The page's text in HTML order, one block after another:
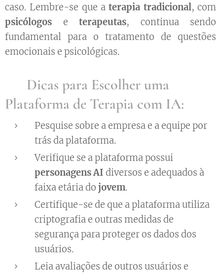
caso. Lembre-se que aterapia tradicional, com
psicólogos e terapeutas, continua sendo
fundamental para o tratamento de questões
emocionais e psicológicas.
🧠 Dicas para Escolher uma
Plataforma de Terapia com IA:
Pesquise sobre a empresa e a equipe por
trás da plataforma.
Verifique se a plataforma possui
personagens AI diversos e adequados à
faixa etária do jovem.
Certifique-se de que a plataforma utiliza
criptografia e outras medidas de
segurança para proteger os dados dos
usuários.
Leia avaliações de outros usuários e